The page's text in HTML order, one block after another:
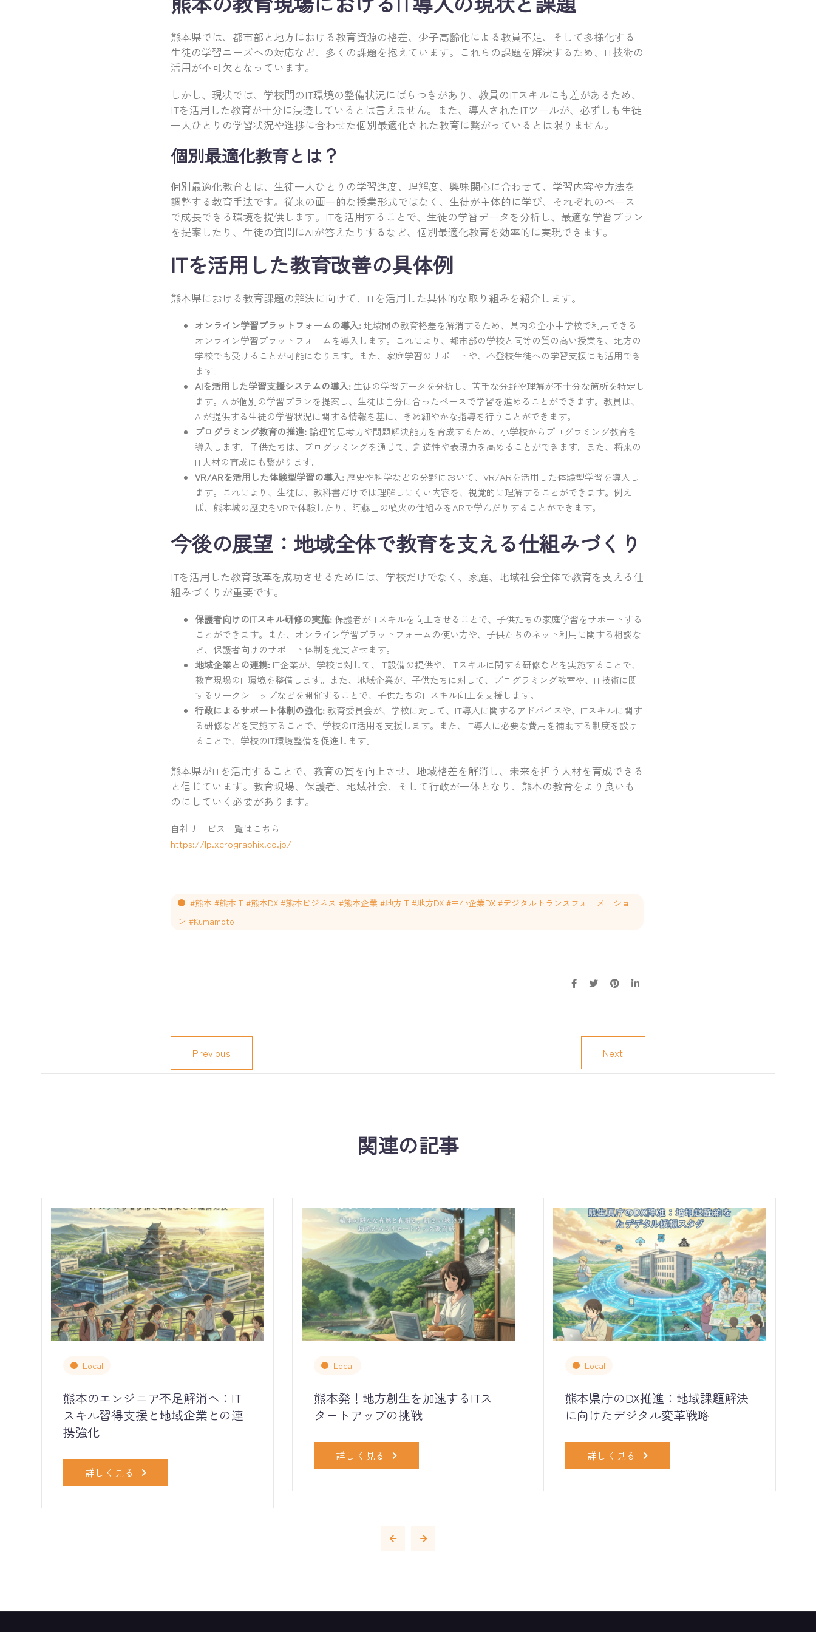
熊本県では、都市部と地方における教育資源の格差、少子高齢化による教員不足、そして多様化する
生徒の学習ニーズへの対応など、多くの課題を抱えています。これらの課題を解決するため、IT技術の
活用が不可欠となっています。
しかし、現状では、学校間のIT環境の整備状況にばらつきがあり、教員のITスキルにも差があるため、
ITを活用した教育が十分に浸透しているとは言えません。また、導入されたITツールが、必ずしも生徒
一人ひとりの学習状況や進捗に合わせた個別最適化された教育に繋がっているとは限りません。
個別最適化教育とは？
個別最適化教育とは、生徒一人ひとりの学習進度、理解度、興味関心に合わせて、学習内容や方法を
調整する教育手法です。従来の画一的な授業形式ではなく、生徒が主体的に学び、それぞれのペース
で成長できる環境を提供します。ITを活用することで、生徒の学習データを分析し、最適な学習プラン
を提案したり、生徒の質問にAIが答えたりするなど、個別最適化教育を効率的に実現できます。
ITを活用した教育改善の具体例
熊本県における教育課題の解決に向けて、ITを活用した具体的な取り組みを紹介します。
オンライン学習プラットフォームの導入: 地域間の教育格差を解消するため、県内の全小中学校で利用できる
オンライン学習プラットフォームを導入します。これにより、都市部の学校と同等の質の高い授業を、地方の
学校でも受けることが可能になります。また、家庭学習のサポートや、不登校生徒への学習支援にも活用でき
ます。
AIを活用した学習支援システムの導入: 生徒の学習データを分析し、苦手な分野や理解が不十分な箇所を特定し
ます。AIが個別の学習プランを提案し、生徒は自分に合ったペースで学習を進めることができます。教員は、
AIが提供する生徒の学習状況に関する情報を基に、きめ細やかな指導を行うことができます。
プログラミング教育の推進: 論理的思考力や問題解決能力を育成するため、小学校からプログラミング教育を
導入します。子供たちは、プログラミングを通じて、創造性や表現力を高めることができます。また、将来の
IT人材の育成にも繋がります。
VR/ARを活用した体験型学習の導入: 歴史や科学などの分野において、VR/ARを活用した体験型学習を導入し
ます。これにより、生徒は、教科書だけでは理解しにくい内容を、視覚的に理解することができます。例え
ば、熊本城の歴史をVRで体験したり、阿蘇山の噴火の仕組みをARで学んだりすることができます。
今後の展望：地域全体で教育を支える仕組みづくり
ITを活用した教育改革を成功させるためには、学校だけでなく、家庭、地域社会全体で教育を支える仕
組みづくりが重要です。
保護者向けのITスキル研修の実施: 保護者がITスキルを向上させることで、子供たちの家庭学習をサポートする
ことができます。また、オンライン学習プラットフォームの使い方や、子供たちのネット利用に関する相談な
ど、保護者向けのサポート体制を充実させます。
地域企業との連携: IT企業が、学校に対して、IT設備の提供や、ITスキルに関する研修などを実施することで、
教育現場のIT環境を整備します。また、地域企業が、子供たちに対して、プログラミング教室や、IT技術に関
するワークショップなどを開催することで、子供たちのITスキル向上を支援します。
行政によるサポート体制の強化: 教育委員会が、学校に対して、IT導入に関するアドバイスや、ITスキルに関す
る研修などを実施することで、学校のIT活用を支援します。また、IT導入に必要な費用を補助する制度を設け
ることで、学校のIT環境整備を促進します。
熊本県がITを活用することで、教育の質を向上させ、地域格差を解消し、未来を担う人材を育成できる
と信じています。教育現場、保護者、地域社会、そして行政が一体となり、熊本の教育をより良いも
のにしていく必要があります。
自社サービス一覧はこちら
https://lp.xerographix.co.jp/
#熊本 #熊本IT #熊本DX #熊本ビジネス #熊本企業 #地方IT #地方DX #中小企業DX #デジタルトランスフォーメーショ
ン #Kumamoto
Previous Next
関連の記事
Local
熊本のエンジニア不足解消へ：IT
スキル習得支援と地域企業との連
携強化
詳しく見る
Local
熊本発！地方創生を加速するITス
タートアップの挑戦
詳しく見る
Local
熊本県庁のDX推進：地域課題解決
に向けたデジタル変革戦略
詳しく見る